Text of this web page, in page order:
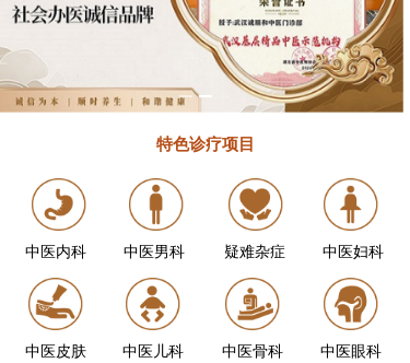
特色诊疗项目
中医内科 中医男科 疑难杂症 中医妇科
中医皮肤 中医儿科 中医骨科 中医眼科